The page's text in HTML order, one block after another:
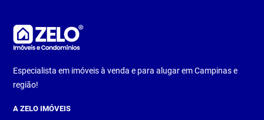
Especialista em imóveis à venda e para alugar em Campinas e
região!
A ZELO IMÓVEIS